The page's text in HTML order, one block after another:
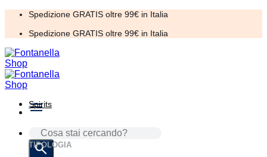
Salta
contenuti
Spedizione GRATIS oltre 99€ in Italia
Spedizione GRATIS oltre 99€ in Italia
CERCA:
Spirits
TIPOLOGIA